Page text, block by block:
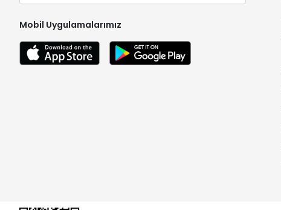
Mobil Uygulamalarımız